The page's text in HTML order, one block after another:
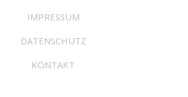
IMPRESSUM
DATENSCHUTZ
KONTAKT